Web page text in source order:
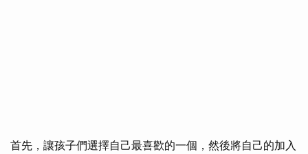
首先，讓孩子們選擇自己最喜歡的一個，然後將自己的加入